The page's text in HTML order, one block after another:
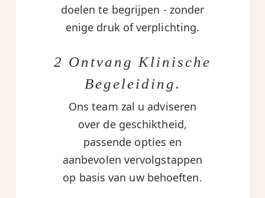
doelen te begrijpen - zonder
enige druk of verplichting.
2 Ontvang Klinische
Begeleiding.
Ons team zal u adviseren
over de geschiktheid,
passende opties en
aanbevolen vervolgstappen
op basis van uw behoeften.